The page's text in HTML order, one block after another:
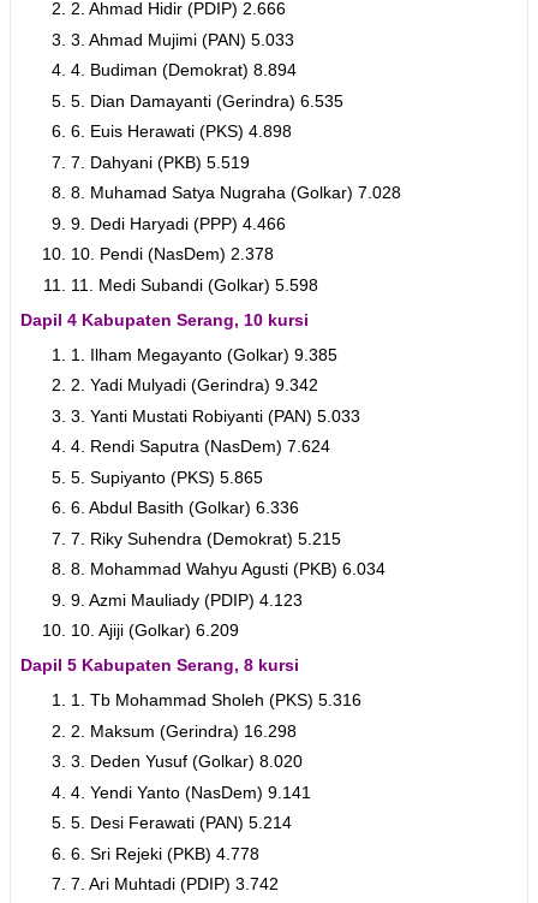
2. Ahmad Hidir (PDIP) 2.666
3. Ahmad Mujimi (PAN) 5.033
4. Budiman (Demokrat) 8.894
5. Dian Damayanti (Gerindra) 6.535
6. Euis Herawati (PKS) 4.898
7. Dahyani (PKB) 5.519
8. Muhamad Satya Nugraha (Golkar) 7.028
9. Dedi Haryadi (PPP) 4.466
10. Pendi (NasDem) 2.378
11. Medi Subandi (Golkar) 5.598
Dapil 4 Kabupaten Serang, 10 kursi
1. Ilham Megayanto (Golkar) 9.385
2. Yadi Mulyadi (Gerindra) 9.342
3. Yanti Mustati Robiyanti (PAN) 5.033
4. Rendi Saputra (NasDem) 7.624
5. Supiyanto (PKS) 5.865
6. Abdul Basith (Golkar) 6.336
7. Riky Suhendra (Demokrat) 5.215
8. Mohammad Wahyu Agusti (PKB) 6.034
9. Azmi Mauliady (PDIP) 4.123
10. Ajiji (Golkar) 6.209
Dapil 5 Kabupaten Serang, 8 kursi
1. Tb Mohammad Sholeh (PKS) 5.316
2. Maksum (Gerindra) 16.298
3. Deden Yusuf (Golkar) 8.020
4. Yendi Yanto (NasDem) 9.141
5. Desi Ferawati (PAN) 5.214
6. Sri Rejeki (PKB) 4.778
7. Ari Muhtadi (PDIP) 3.742